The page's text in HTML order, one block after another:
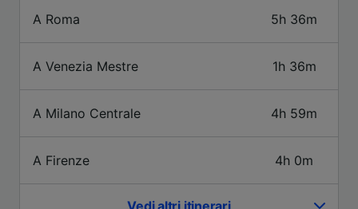
A Roma 5h 36m
A Venezia Mestre 1h 36m
A Milano Centrale 4h 59m
A Firenze 4h 0m
Vedi altri itinerari